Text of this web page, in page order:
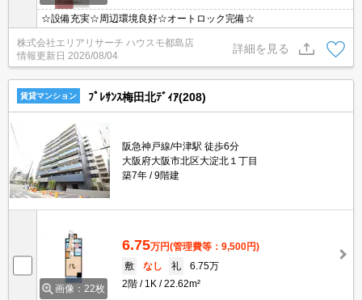
☆設備充実☆周辺環境良好☆オートロック完備☆
株式会社エリアリサーチ ハウスモ都島店
情報更新日 2026/08/04
詳細を見る
賃貸マンション ﾌﾟﾚｻﾝｽ梅田北ﾃﾞｨｱ(208)
阪急神戸線/中津駅 徒歩6分
大阪府大阪市北区大淀北１丁目
築7年
9階建
画像：22枚
6.75万円(管理費等：9,500円)
敷
なし 礼
6.75万
2階
1K 22.62m²